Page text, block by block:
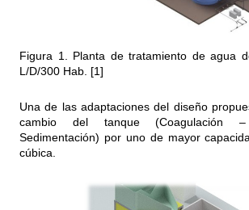
Figura 1. Planta de tratamiento de agua
L/D/300 Hab. [1]
Una de las adaptaciones del diseño
cambio del tanque (Coagulación
Sedimentación) por uno de mayor
cúbica.